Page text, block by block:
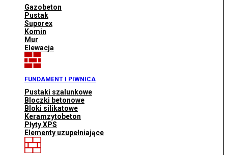
Gazobeton
Pustak
Suporex
Komin
Mur
Elewacja
FUNDAMENT I PIWNICA
Pustaki szalunkowe
Bloczki betonowe
Bloki silikatowe
Keramzytobeton
Płyty XPS
Elementy uzupełniające